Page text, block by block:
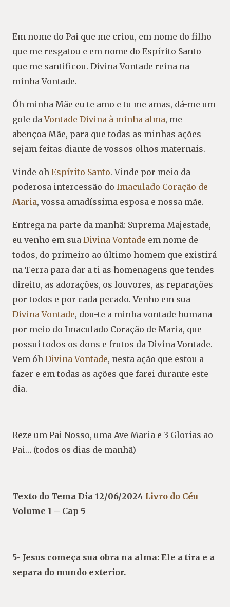
Em nome do Pai que me criou, em nome do filho
que me resgatou e em nome do Espírito Santo
que me santificou. Divina Vontade reina na
minha Vontade.
Óh minha Mãe eu te amo e tu me amas, dá-me um
gole daVontade Divina à minha alma, me
abençoa Mãe, para que todas as minhas ações
sejam feitas diante de vossos olhos maternais.
Vinde oh Espírito Santo. Vinde por meio da
poderosa intercessão do Imaculado Coração de
Maria, vossa amadíssima esposa e nossa mãe.
Entrega na parte da manhã: Suprema Majestade,
eu venho em sua Divina Vontade em nome de
todos, do primeiro ao último homem que existirá
na Terra para dar a ti as homenagens que tendes
direito, as adorações, os louvores, as reparações
por todos e por cada pecado. Venho em sua
Divina Vontade, dou-te a minha vontade humana
por meio do Imaculado Coração de Maria, que
possui todos os dons e frutos da Divina Vontade.
Vem óh Divina Vontade, nesta ação que estou a
fazer e em todas as ações que farei durante este
dia.
Reze um Pai Nosso, uma Ave Maria e 3 Glorias ao
Pai… (todos os dias de manhã)
Texto do Tema Dia 12/06/2024 Livro do Céu
Volume 1 – Cap 5
5- Jesus começa sua obra na alma: Ele a tira e a
separa do mundo exterior.